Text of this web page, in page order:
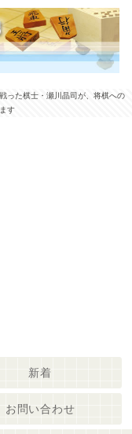
った棋士・瀬川晶司が、将棋への
す
新着
お問い合わせ